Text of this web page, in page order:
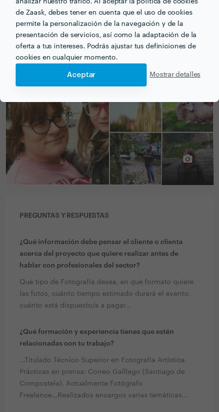
de Zaask, debes tener en cuenta que el uso de cookies
permite la personalización de la navegación y de la
presentación de servicios, así como la adaptación de la
oferta a tus intereses. Podrás ajustar tus definiciones de
cookies en cualquier momento.
Aceptar Mostrar detalles
4ºESO una parte importante de la excursión de fin de
etapa.
PORTFOLIO
PREGUNTAS Y RESPUESTAS
¿Qué información debe pensar el cliente o clienta
acerca del proyecto que quiere realizar antes de
hablar con profesionales del sector?
Qué tipo de Fotografía desea, en qué formato quiere
las fotos, cuánto tiempo estimado durará el evento,
cuánto está dispuesto/a a pagar...
¿Qué formación y experiencia tienes que estén
relacionadas con tu trabajo?
...Títulado Técnico Superior en Fotografía Artística.
Prácticas en prensa: Correo Galllego (Santiago de
Compostela). Actualmente Fotógrafo
Freelance...Realizados encargos varias temáticas...